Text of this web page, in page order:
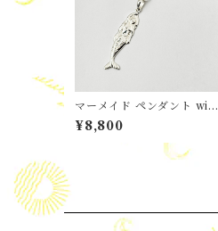
マーメイド ペンダント with
Marea チェーン
¥8,800